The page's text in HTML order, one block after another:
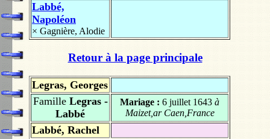
Labbé,
Napoléon
× Gagnière, Alodie
Retour à la page principale
Legras, Georges
FamilleLegras -
Labbé
Mariage : 6 juillet 1643 à
Maizet,ar Caen,France
Labbé, Rachel